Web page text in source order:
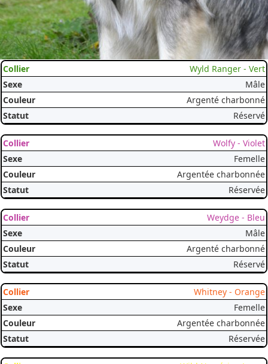
Wyld Ranger - Vert
Mâle
Argenté charbonné
Réservé
Wolfy - Violet
Femelle
Argentée charbonnée
Réservée
Weydge - Bleu
Mâle
Argenté charbonné
Réservé
Whitney - Orange
Femelle
Argentée charbonnée
Réservée